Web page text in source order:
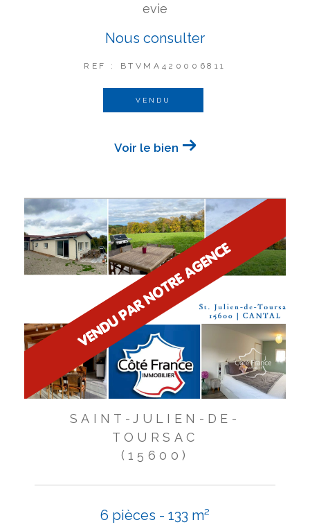
evie
Nous consulter
REF : BTVMA420006811
VENDU
Voir le bien
SAINT-JULIEN-DE-
TOURSAC
(15600)
6 pièces - 133 m²